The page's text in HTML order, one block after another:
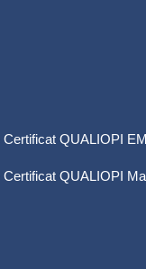
Certificat QUALIOPI
Certificat QUALIOPI